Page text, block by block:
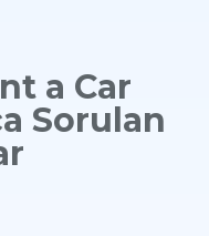
a Car
Sorulan